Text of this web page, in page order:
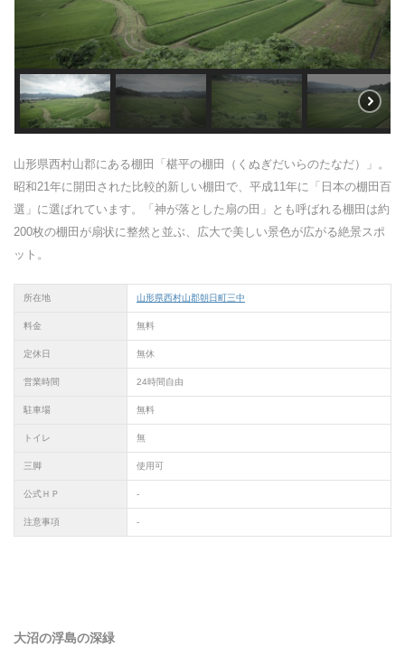
山形県西村山郡にある棚田「椹平の棚田（くぬぎだいらのたなだ）」。
昭和21年に開田された比較的新しい棚田で、平成11年に「日本の棚田百
選」に選ばれています。「神が落とした扇の田」とも呼ばれる棚田は約
200枚の棚田が扇状に整然と並ぶ、広大で美しい景色が広がる絶景スポ
ット。
所在地 山形県西村山郡朝日町三中
料金 無料
定休日 無休
営業時間 24時間自由
駐車場 無料
トイレ 無
三脚 使用可
公式ＨＰ -
注意事項 -
大沼の浮島の深緑